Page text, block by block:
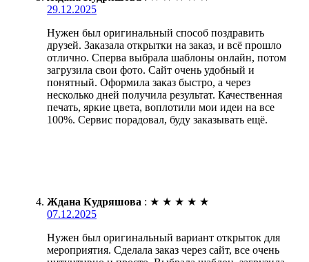
29.12.2025
Нужен был оригинальный способ поздравить
друзей. Заказала открытки на заказ, и всё прошло
отлично. Сперва выбрала шаблоны онлайн, потом
загрузила свои фото. Сайт очень удобный и
понятный. Оформила заказ быстро, а через
несколько дней получила результат. Качественная
печать, яркие цвета, воплотили мои идеи на все
100%. Сервис порадовал, буду заказывать ещё.
Ждана Кудряшова : ★ ★ ★ ★ ★
07.12.2025
Нужен был оригинальный вариант открыток для
мероприятия. Сделала заказ через сайт, все очень